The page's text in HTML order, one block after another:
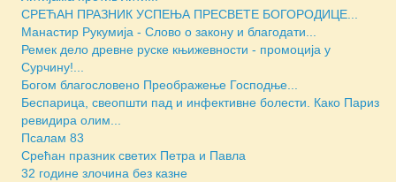
СРЕЋАН ПРАЗНИК УСПЕЊА ПРЕСВЕТЕ БОГОРОДИЦЕ...
Манастир Рукумија - Слово о закону и благодати...
Ремек дело древне руске књижевности - промоција у
Сурчину!...
Богом благословено Преображење Господње...
Беспарица, свеопшти пад и инфективне болести. Како Париз
ревидира олим...
Псалам 83
Срећан празник светих Петра и Павла
32 године злочина без казне